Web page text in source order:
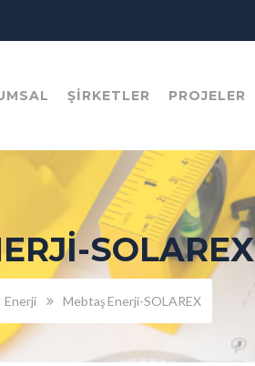
ŞİRKETLER PROJELER
SOLAREX
Enerji Mebtaş Enerji-SOLAREX